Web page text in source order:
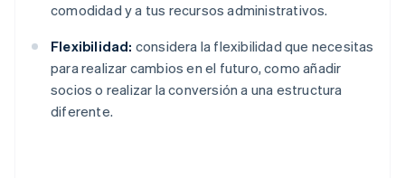
comodidad y a tus recursos administrativos.
Flexibilidad: considera la flexibilidad que necesitas
para realizar cambios en el futuro, como añadir
socios o realizar la conversión a una estructura
diferente.